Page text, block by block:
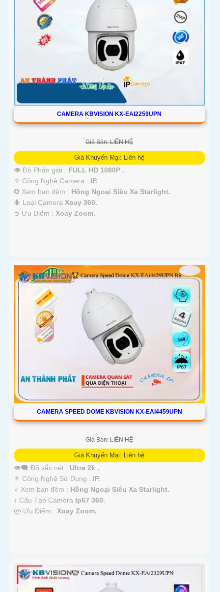
CAMERA KBVISION KX-EAI2259UPN
Giá Bán: LIÊN HỆ
Giá Khuyến Mại: Liên hệ
👁 Độ Phân giải : FULL HD 1080P .
⚛️ Công Nghệ Camera : IP.
✪ Xem ban đêm : Hồng Ngoại Siêu Xa Starlight.
🐜 Loại Camera Xoay 360.
️➲ Ưu Điểm : Xoay Zoom.
CAMERA SPEED DOME KBVISION KX-EAI4459UPN
Giá Bán: LIÊN HỆ
Giá Khuyến Mại: Liên hệ
👁️‍🗨 Độ sắc nét : Ultra 2k .
⚜️ Công Nghệ Sử Dụng : IP.
⭐ Xem ban đêm : Hồng Ngoại Siêu Xa Starlight.
↕️ Cấu Tạo Camera Ip67 360.
️ლ Ưu Điểm : Xoay Zoom.